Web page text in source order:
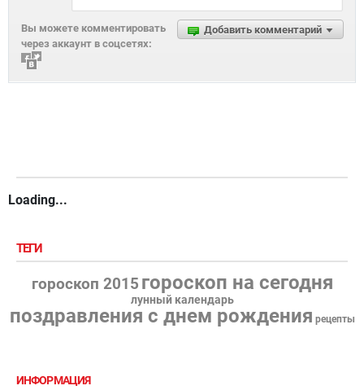
Добавить комментарий
Вы можете комментировать
через аккаунт в соцсетях:
Loading...
ТЕГИ
гороскоп 2015 гороскоп на сегодня
лунный календарь
поздравления с днем рождения рецепты
ИНФОРМАЦИЯ